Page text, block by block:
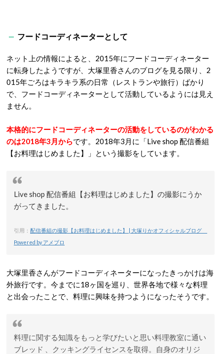
フードコーディネーターとして
ネット上の情報によると、2015年にフードコーディネーター
に転身したようですが、大塚里香さんのブログを見る限り、2
015年ごろはキラキラ系の日常（レストランや旅行）ばかり
で、フードコーディネーターとして活動しているようには見え
ません。
本格的にフードコーディネーターの活動をしているのがわかる
のは2018年3月からです。2018年3月に「Live shop 配信番組
【お料理はじめました】」という撮影をしています。
Live shop 配信番組【お料理はじめました】の撮影にうか
がってきました。
引用： 配信番組の撮影【お料理はじめました】 | 大塚りかオフィシャルブログ
Powered by アメブロ
大塚里香さんがフードコーディネーターになったきっかけは海
外旅行です。今までに18ヶ国を巡り、世界各地で様々な料理
と出会ったことで、料理に興味を持つようになったそうです。
料理に関する知識をもっと学びたいと思い料理教室に通い
ブレッド 、クッキングライセンスを取得。自身のオリジ